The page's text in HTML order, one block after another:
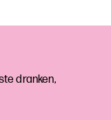
dranken,